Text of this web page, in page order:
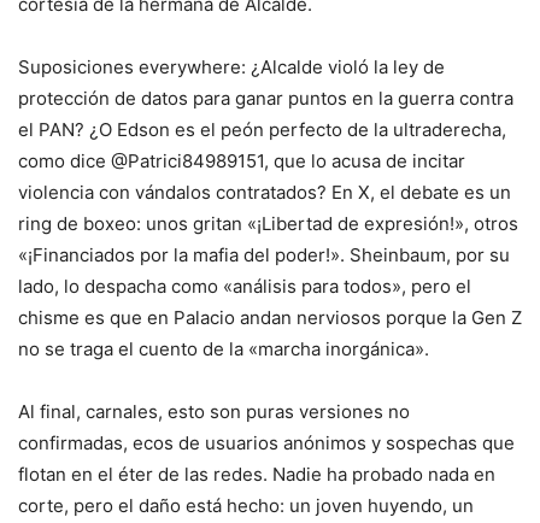
Suposiciones everywhere: ¿Alcalde violó la ley de
protección de datos para ganar puntos en la guerra contra
el PAN? ¿O Edson es el peón perfecto de la ultraderecha,
como dice @Patrici84989151, que lo acusa de incitar
violencia con vándalos contratados? En X, el debate es un
ring de boxeo: unos gritan «¡Libertad de expresión!», otros
«¡Financiados por la mafia del poder!». Sheinbaum, por su
lado, lo despacha como «análisis para todos», pero el
chisme es que en Palacio andan nerviosos porque la Gen Z
no se traga el cuento de la «marcha inorgánica».
Al final, carnales, esto son puras versiones no
confirmadas, ecos de usuarios anónimos y sospechas que
flotan en el éter de las redes. Nadie ha probado nada en
corte, pero el daño está hecho: un joven huyendo, un